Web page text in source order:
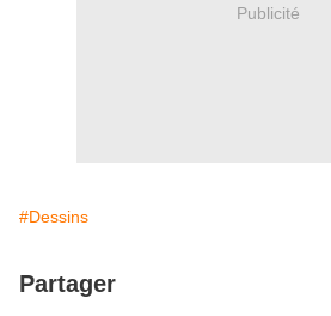
Publicité
#Dessins
Partager